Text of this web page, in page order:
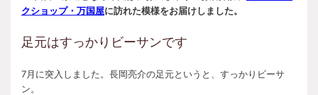
クショップ・万国屋に訪れた模様をお届けしました。
足元はすっかりビーサンです
7月に突入しました。長岡亮介の足元というと、すっかりビーサ
ン。